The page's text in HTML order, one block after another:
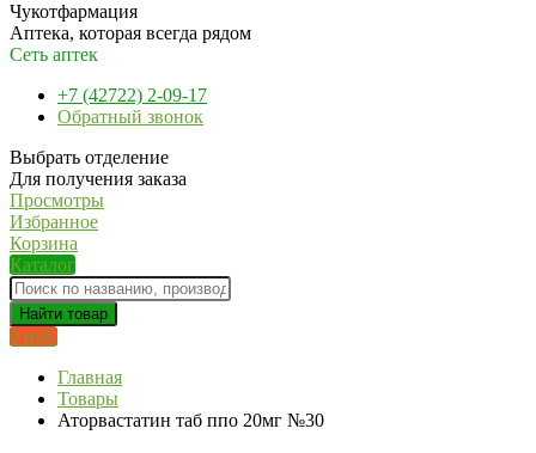
Чукотфармация
Аптека, которая всегда рядом
Сеть аптек
+7 (42722) 2-09-17
Обратный звонок
Выбрать отделение
Для получения заказа
Просмотры
Избранное
Корзина
Каталог
Найти товар
0 руб.
Главная
Товары
Аторвастатин таб ппо 20мг №30